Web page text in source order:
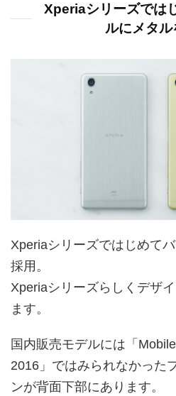
Xperiaシリーズでは
ルにメタル
Xperiaシリーズではじめて
採用。
Xperiaシリーズらしくデザ
ます。
国内販売モデルには「
2016」ではみられなかった
ンが背面下部にあります。